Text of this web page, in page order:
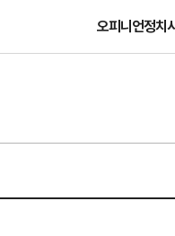
오피니언정치